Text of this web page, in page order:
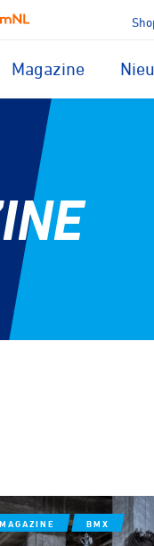
Magazine
MAGAZINE BMX